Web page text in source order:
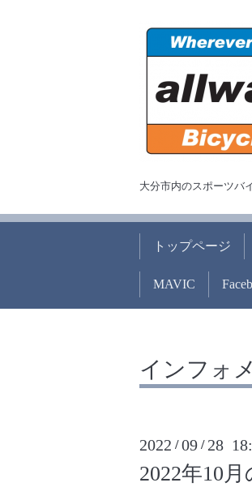
大分市内のスポーツバ
トップページ
MAVIC
インフォ
2022 /09 / 28
2022年10月